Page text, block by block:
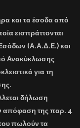
και τα έσοδα από
εισπράττονται
(Α.Α.Δ.Ε.) και
Ανακύκλωσης
για τη
δήλωση
απόφαση της παρ. 4
πωλούν τα